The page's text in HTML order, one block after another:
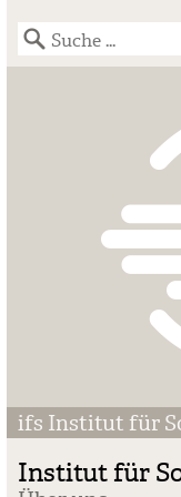
ifs Institut für
Institut für